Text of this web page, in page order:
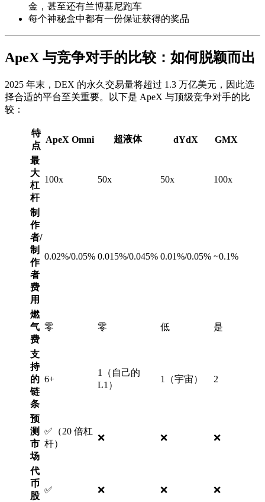
金，甚至还有兰博基尼跑车
每个神秘盒中都有一份保证获得的奖品
ApeX 与竞争对手的比较：如何脱颖而出
2025 年末，DEX 的永久交易量将超过 1.3 万亿美元，因此选
择合适的平台至关重要。以下是 ApeX 与顶级竞争对手的比
较：
特
点
ApeX Omni 超液体 dYdX GMX
最
大
杠
杆
100x 50x 50x 100x
制
作
者/
制
作
者
费
用
0.02%/0.05% 0.015%/0.045% 0.01%/0.05% ~0.1%
燃
气
费
零 零 低 是
支
持
的
链
条
6+
1（自己的
L1）
1（宇宙） 2
预
测
市
场
✅（20 倍杠
杆）
❌ ❌ ❌
代
币
股
✅ ❌ ❌ ❌